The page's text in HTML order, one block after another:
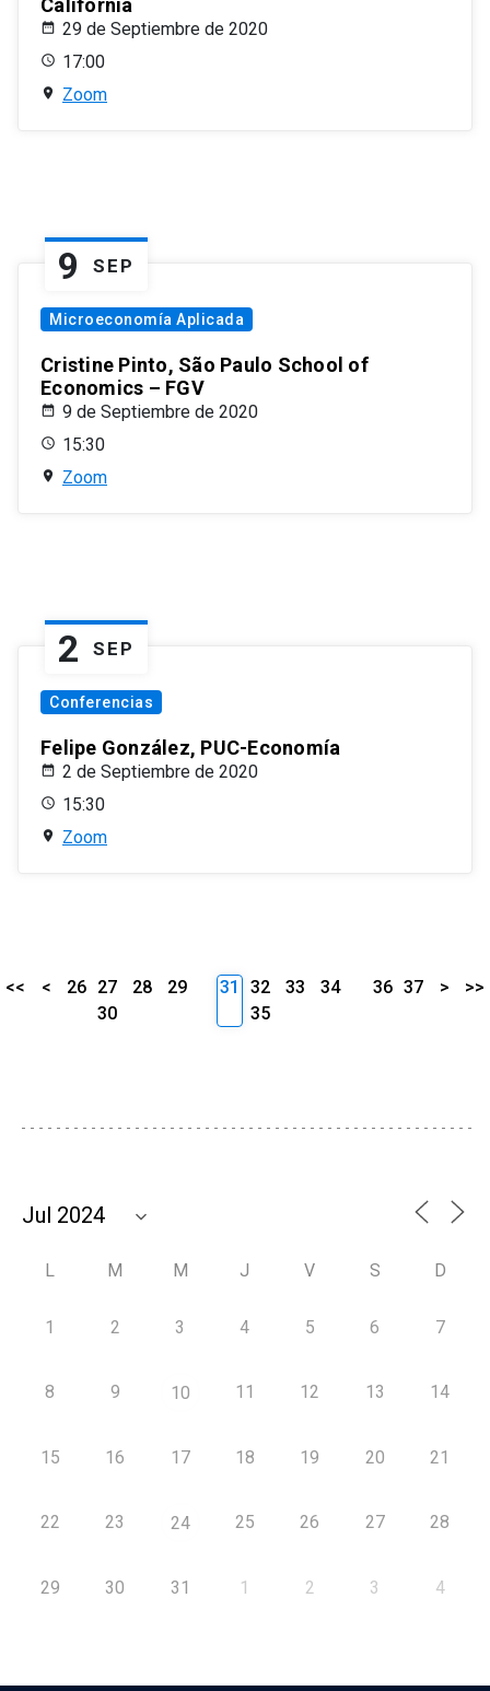
California
29 de Septiembre de 2020
17:00
Zoom
9 SEP
Microeconomía Aplicada
Cristine Pinto, São Paulo School of
Economics – FGV
9 de Septiembre de 2020
15:30
Zoom
2 SEP
Conferencias
Felipe González, PUC-Economía
2 de Septiembre de 2020
15:30
Zoom
<< < 26 27 28
29
30
31 32 33
34
35
36 37 > >>
L M M J V S D
1 2 3 4 5 6 7
8 9 10 11 12 13 14
15 16 17 18 19 20 21
22 23 24 25 26 27 28
29 30 31 1 2 3 4